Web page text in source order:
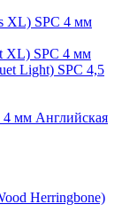
XL) SPC 4 мм
XL) SPC 4 мм
Light) SPC 4,5
4 мм Английская
Herringbone)